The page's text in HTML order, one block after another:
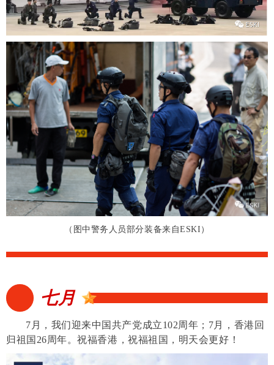
（图中警务人员部分装备来自ESKI）
七月
7月，我们迎来中国共产党成立102周年； 7月，香港回
归祖国26周年。祝福香港，祝福祖国，明天会更好！